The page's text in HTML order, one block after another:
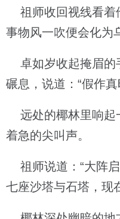
祖师收回视线看着
事物风一吹便会化为
卓如岁收起掩眉的
碾息，说道：“假作
远处的椰林里响起
着急的尖叫声。
祖师说道：“大阵
七座沙塔与石塔，现